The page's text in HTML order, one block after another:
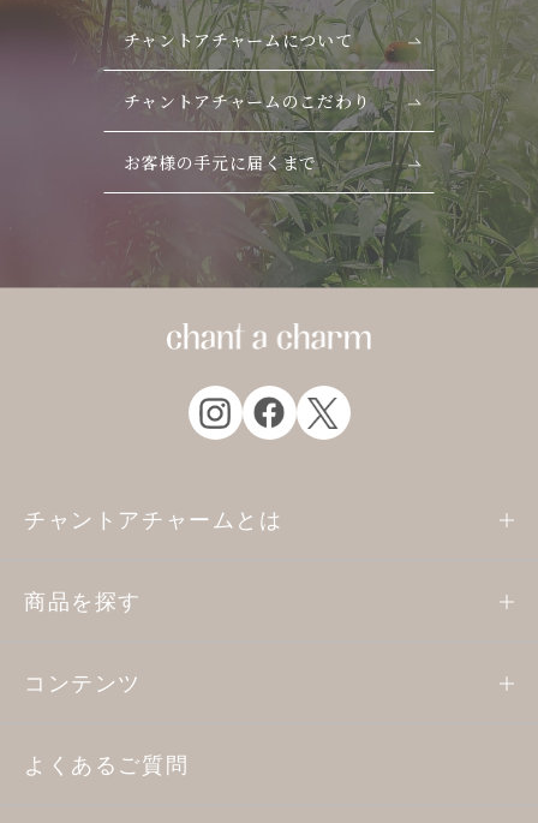
チャントアチャームについて
チャントアチャームのこだわり
お客様の手元に届くまで
チャントアチャームとは
商品を探す
コンテンツ
よくあるご質問